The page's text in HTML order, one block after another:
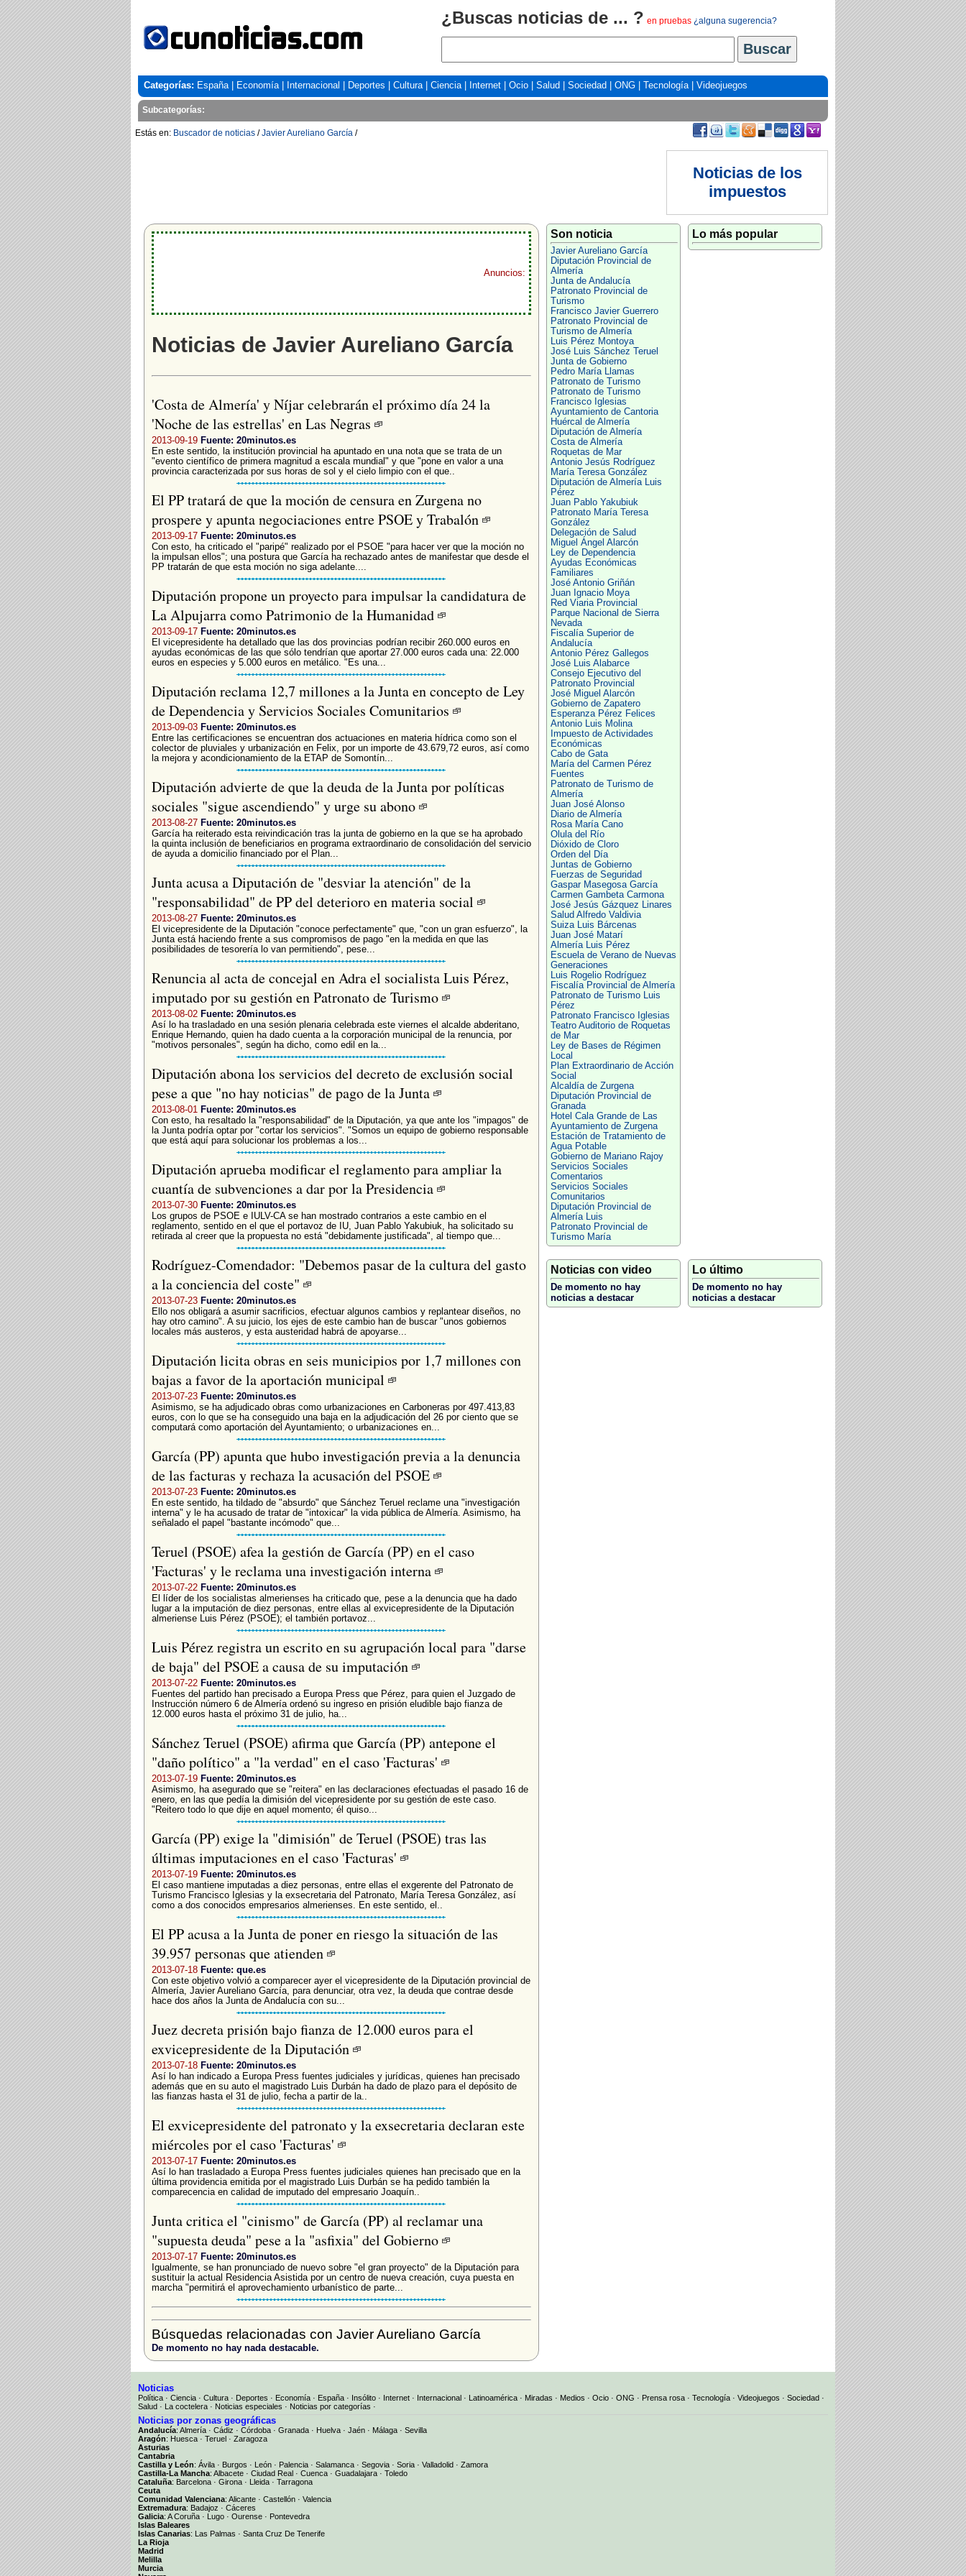
¿Buscas noticias de ... ? en pruebas ¿alguna sugerencia?
Categorías: España| Economía| Internacional Deportes Cultura| Ciencia| Internet Ocio Salud Sociedad ONG Tecnología| Videojuegos
Subcategorías:
Estás en: Buscador de noticias /Javier Aureliano García /
Noticias de los
impuestos
Anuncios:
Noticias de Javier Aureliano García
'Costa de Almería' y Níjar celebrarán el próximo día 24 la
'Noche de las estrellas' en Las Negras
2013-09-19 Fuente: 20minutos.es
En este sentido, la institución provincial ha apuntado en una nota que se trata de un
"evento científico de primera magnitud a escala mundial" y que "pone en valor a una
provincia caracterizada por sus horas de sol y el cielo limpio con el que..
El PP tratará de que la moción de censura en Zurgena no
prospere y apunta negociaciones entre PSOE y Trabalón
2013-09-17 Fuente: 20minutos.es
Con esto, ha criticado el "paripé" realizado por el PSOE "para hacer ver que la moción no
la impulsan ellos"; una postura que García ha rechazado antes de manifestar que desde el
PP tratarán de que esta moción no siga adelante....
Diputación propone un proyecto para impulsar la candidatura de
La Alpujarra como Patrimonio de la Humanidad
2013-09-17 Fuente: 20minutos.es
El vicepresidente ha detallado que las dos provincias podrían recibir 260.000 euros en
ayudas económicas de las que sólo tendrían que aportar 27.000 euros cada una: 22.000
euros en especies y 5.000 euros en metálico. "Es una...
Diputación reclama 12,7 millones a la Junta en concepto de Ley
de Dependencia y Servicios Sociales Comunitarios
2013-09-03 Fuente: 20minutos.es
Entre las certificaciones se encuentran dos actuaciones en materia hídrica como son el
colector de pluviales y urbanización en Felix, por un importe de 43.679,72 euros, así como
la mejora y acondicionamiento de la ETAP de Somontín...
Diputación advierte de que la deuda de la Junta por políticas
sociales "sigue ascendiendo" y urge su abono
2013-08-27 Fuente: 20minutos.es
García ha reiterado esta reivindicación tras la junta de gobierno en la que se ha aprobado
la quinta inclusión de beneficiarios en programa extraordinario de consolidación del servicio
de ayuda a domicilio financiado por el Plan...
Junta acusa a Diputación de "desviar la atención" de la
"responsabilidad" de PP del deterioro en materia social
2013-08-27 Fuente: 20minutos.es
El vicepresidente de la Diputación "conoce perfectamente" que, "con un gran esfuerzo", la
Junta está haciendo frente a sus compromisos de pago "en la medida en que las
posibilidades de tesorería lo van permitiendo", pese...
Renuncia al acta de concejal en Adra el socialista Luis Pérez,
imputado por su gestión en Patronato de Turismo
2013-08-02 Fuente: 20minutos.es
Así lo ha trasladado en una sesión plenaria celebrada este viernes el alcalde abderitano,
Enrique Hernando, quien ha dado cuenta a la corporación municipal de la renuncia, por
"motivos personales", según ha dicho, como edil en la...
Diputación abona los servicios del decreto de exclusión social
pese a que "no hay noticias" de pago de la Junta
2013-08-01 Fuente: 20minutos.es
Con esto, ha resaltado la "responsabilidad" de la Diputación, ya que ante los "impagos" de
la Junta podría optar por "cortar los servicios". "Somos un equipo de gobierno responsable
que está aquí para solucionar los problemas a los...
Diputación aprueba modificar el reglamento para ampliar la
cuantía de subvenciones a dar por la Presidencia
2013-07-30 Fuente: 20minutos.es
Los grupos de PSOE e IULV-CA se han mostrado contrarios a este cambio en el
reglamento, sentido en el que el portavoz de IU, Juan Pablo Yakubiuk, ha solicitado su
retirada al creer que la propuesta no está "debidamente justificada", al tiempo que...
Rodríguez-Comendador: "Debemos pasar de la cultura del gasto
a la conciencia del coste"
2013-07-23 Fuente: 20minutos.es
Ello nos obligará a asumir sacrificios, efectuar algunos cambios y replantear diseños, no
hay otro camino". A su juicio, los ejes de este cambio han de buscar "unos gobiernos
locales más austeros, y esta austeridad habrá de apoyarse...
Diputación licita obras en seis municipios por 1,7 millones con
bajas a favor de la aportación municipal
2013-07-23 Fuente: 20minutos.es
Asimismo, se ha adjudicado obras como urbanizaciones en Carboneras por 497.413,83
euros, con lo que se ha conseguido una baja en la adjudicación del 26 por ciento que se
computará como aportación del Ayuntamiento; o urbanizaciones en...
García (PP) apunta que hubo investigación previa a la denuncia
de las facturas y rechaza la acusación del PSOE
2013-07-23 Fuente: 20minutos.es
En este sentido, ha tildado de "absurdo" que Sánchez Teruel reclame una "investigación
interna" y le ha acusado de tratar de "intoxicar" la vida pública de Almería. Asimismo, ha
señalado el papel "bastante incómodo" que...
Teruel (PSOE) afea la gestión de García (PP) en el caso
'Facturas' y le reclama una investigación interna
2013-07-22 Fuente: 20minutos.es
El líder de los socialistas almerienses ha criticado que, pese a la denuncia que ha dado
lugar a la imputación de diez personas, entre ellas al exvicepresidente de la Diputación
almeriense Luis Pérez (PSOE); el también portavoz...
Luis Pérez registra un escrito en su agrupación local para "darse
de baja" del PSOE a causa de su imputación
2013-07-22 Fuente: 20minutos.es
Fuentes del partido han precisado a Europa Press que Pérez, para quien el Juzgado de
Instrucción número 6 de Almería ordenó su ingreso en prisión eludible bajo fianza de
12.000 euros hasta el próximo 31 de julio, ha...
Sánchez Teruel (PSOE) afirma que García (PP) antepone el
"daño político" a "la verdad" en el caso 'Facturas'
2013-07-19 Fuente: 20minutos.es
Asimismo, ha asegurado que se "reitera" en las declaraciones efectuadas el pasado 16 de
enero, en las que pedía la dimisión del vicepresidente por su gestión de este caso.
"Reitero todo lo que dije en aquel momento; él quiso...
García (PP) exige la "dimisión" de Teruel (PSOE) tras las
últimas imputaciones en el caso 'Facturas'
2013-07-19 Fuente: 20minutos.es
El caso mantiene imputadas a diez personas, entre ellas el exgerente del Patronato de
Turismo Francisco Iglesias y la exsecretaria del Patronato, María Teresa González, así
como a dos conocidos empresarios almerienses. En este sentido, el..
El PP acusa a la Junta de poner en riesgo la situación de las
39.957 personas que atienden
2013-07-18 Fuente: que.es
Con este objetivo volvió a comparecer ayer el vicepresidente de la Diputación provincial de
Almería, Javier Aureliano García, para denunciar, otra vez, la deuda que contrae desde
hace dos años la Junta de Andalucía con su...
Juez decreta prisión bajo fianza de 12.000 euros para el
exvicepresidente de la Diputación
2013-07-18 Fuente: 20minutos.es
Así lo han indicado a Europa Press fuentes judiciales y jurídicas, quienes han precisado
además que en su auto el magistrado Luis Durbán ha dado de plazo para el depósito de
las fianzas hasta el 31 de julio, fecha a partir de la..
El exvicepresidente del patronato y la exsecretaria declaran este
miércoles por el caso 'Facturas'
2013-07-17 Fuente: 20minutos.es
Así lo han trasladado a Europa Press fuentes judiciales quienes han precisado que en la
última providencia emitida por el magistrado Luis Durbán se ha pedido también la
comparecencia en calidad de imputado del empresario Joaquín..
Junta critica el "cinismo" de García (PP) al reclamar una
"supuesta deuda" pese a la "asfixia" del Gobierno
2013-07-17 Fuente: 20minutos.es
Igualmente, se han pronunciado de nuevo sobre "el gran proyecto" de la Diputación para
sustituir la actual Residencia Asistida por un centro de nueva creación, cuya puesta en
marcha "permitirá el aprovechamiento urbanístico de parte...
Búsquedas relacionadas con Javier Aureliano García
De momento no hay nada destacable.
Son noticia
Javier Aureliano García
Diputación Provincial de
Almería
Junta de Andalucía
Patronato Provincial de
Turismo
Francisco Javier Guerrero
Patronato Provincial de
Turismo de Almería
Luis Pérez Montoya
José Luis Sánchez Teruel
Junta de Gobierno
Pedro María Llamas
Patronato de Turismo
Patronato de Turismo
Francisco Iglesias
Ayuntamiento de Cantoria
Huércal de Almería
Diputación de Almería
Costa de Almería
Roquetas de Mar
Antonio Jesús Rodríguez
María Teresa González
Diputación de Almería Luis
Pérez
Juan Pablo Yakubiuk
Patronato María Teresa
González
Delegación de Salud
Miguel Ángel Alarcón
Ley de Dependencia
Ayudas Económicas
Familiares
José Antonio Griñán
Juan Ignacio Moya
Red Viaria Provincial
Parque Nacional de Sierra
Nevada
Fiscalía Superior de
Andalucía
Antonio Pérez Gallegos
José Luis Alabarce
Consejo Ejecutivo del
Patronato Provincial
José Miguel Alarcón
Gobierno de Zapatero
Esperanza Pérez Felices
Antonio Luis Molina
Impuesto de Actividades
Económicas
Cabo de Gata
María del Carmen Pérez
Fuentes
Patronato de Turismo de
Almería
Juan José Alonso
Diario de Almería
Rosa María Cano
Olula del Río
Dióxido de Cloro
Orden del Día
Juntas de Gobierno
Fuerzas de Seguridad
Gaspar Masegosa García
Carmen Gambeta Carmona
José Jesús Gázquez Linares
Salud Alfredo Valdivia
Suiza Luis Bárcenas
Juan José Matarí
Almería Luis Pérez
Escuela de Verano de Nuevas
Generaciones
Luis Rogelio Rodríguez
Fiscalía Provincial de Almería
Patronato de Turismo Luis
Pérez
Patronato Francisco Iglesias
Teatro Auditorio de Roquetas
de Mar
Ley de Bases de Régimen
Local
Plan Extraordinario de Acción
Social
Alcaldía de Zurgena
Diputación Provincial de
Granada
Hotel Cala Grande de Las
Ayuntamiento de Zurgena
Estación de Tratamiento de
Agua Potable
Gobierno de Mariano Rajoy
Servicios Sociales
Comentarios
Servicios Sociales
Comunitarios
Diputación Provincial de
Almería Luis
Patronato Provincial de
Turismo María
Lo más popular
Noticias con video
De momento no hay
noticias a destacar
Lo último
De momento no hay
noticias a destacar
Noticias
Política · Ciencia · Cultura · Deportes · Economía · España · Insólito · Internet · Internacional · Latinoamérica · Miradas · Medios · Ocio · ONG · Prensa rosa · Tecnología · Videojuegos · Sociedad ·
Salud · La coctelera · Noticias especiales · Noticias por categorías ·
Noticias por zonas geográficas
Andalucía: Almería · Cádiz · Córdoba · Granada · Huelva · Jaén · Málaga · Sevilla
Aragón: Huesca · Teruel · Zaragoza
Asturias
Cantabria
Castilla y León: Ávila · Burgos · León · Palencia · Salamanca · Segovia · Soria · Valladolid · Zamora
Castilla-La Mancha: Albacete · Ciudad Real · Cuenca · Guadalajara · Toledo
Cataluña: Barcelona · Girona · Lleida · Tarragona
Ceuta
Comunidad Valenciana: Alicante · Castellón · Valencia
Extremadura: Badajoz · Cáceres
Galicia: A Coruña · Lugo · Ourense · Pontevedra
Islas Baleares
Islas Canarias: Las Palmas · Santa Cruz De Tenerife
La Rioja
Madrid
Melilla
Murcia